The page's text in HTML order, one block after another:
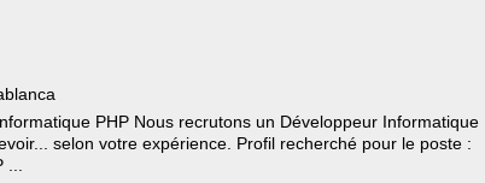
PHP Nous recrutons un Développeur Informatique
selon votre expérience. Profil recherché pour le poste :